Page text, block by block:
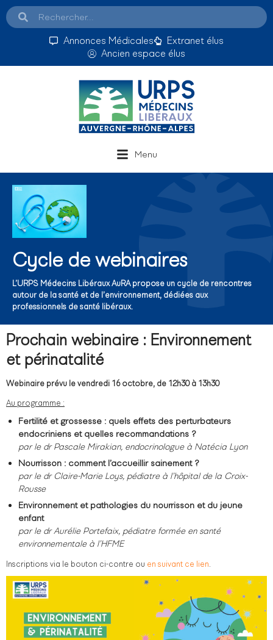
Annonces Médicales
Extranet élus
Ancien espace élus
Menu
Cycle de webinaires
L’URPS Médecins Libéraux AuRA propose un cycle de rencontres
autour de la santé et de l’environnement, dédiées aux
professionnels de santé libéraux.
Prochain webinaire : Environnement
et périnatalité
Webinaire prévu le vendredi 16 octobre, de 12h30 à 13h30
Au programme :
Fertilité et grossesse : quels effets des perturbateurs
endocriniens et quelles recommandations ?
par le dr Pascale Mirakian, endocrinologue à Natécia Lyon
Nourrisson : comment l’accueillir sainement ?
par le dr Claire-Marie Loys, pédiatre à l’hôpital de la Croix-
Rousse
Environnement et pathologies du nourrisson et du jeune
enfant
par le dr Aurélie Portefaix, pédiatre formée en santé
environnementaleà l’HFME
Inscriptions via le bouton ci-contre ou en suivant ce lien